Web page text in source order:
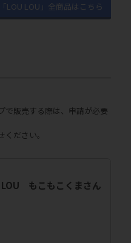
「LOU LOU」全商品はこちら
で販売する際は、申請が必要
ださい。
LOU もこもこくまさん